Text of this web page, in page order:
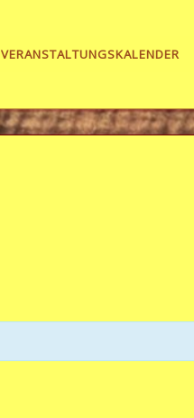
VERANSTALTUNGSKALENDER